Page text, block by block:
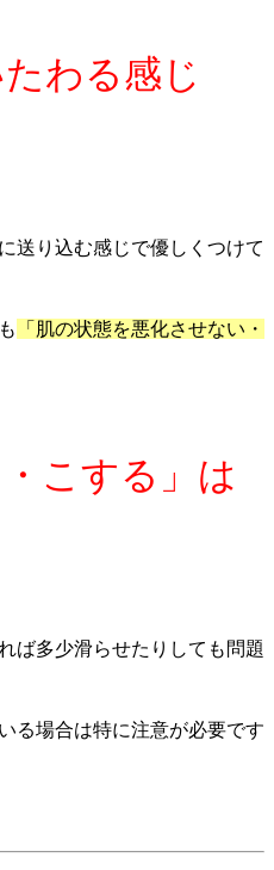
わる感じ
送り込む感じで優しくつけて
「肌の状態を悪化させない・
こする」は
ば多少滑らせたりしても問題
る場合は特に注意が必要です